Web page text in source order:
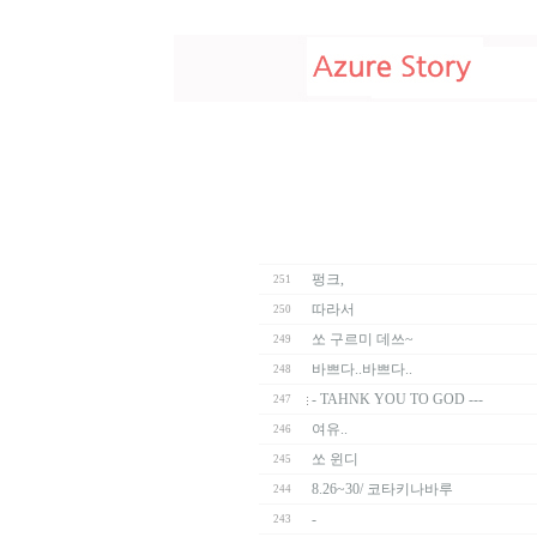
251 펑크,
250 따라서
249 쏘 구르미 데쓰~
248 바쁘다..바쁘다..
247 - TAHNK YOU TO GOD ---
246 여유..
245 쏘 윈디
244 8.26~30/ 코타키나바루
243 -